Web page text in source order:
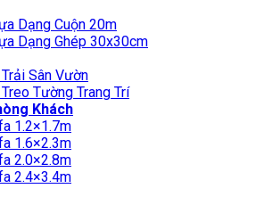
Dạng Cuộn 20m
Dạng Ghép 30x30cm
Sân Vườn
Tường Trang Trí
Khách
1.2×1.7m
1.6×2.3m
2.0×2.8m
2.4×3.4m